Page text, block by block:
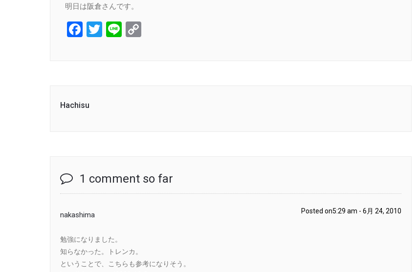
明日は阪倉さんです。
Facebook
Twitter
Line
Hachisu
1 comment so far
nakashima Posted on5:29 am - 6月 24, 2010
勉強になりました。
知らなかった。トレンカ。
ということで、こちらも参考になりそう。